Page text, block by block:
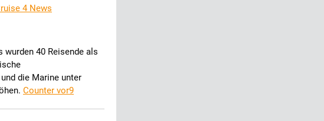
4 News
40 Reisende als
die Marine unter
Counter vor9